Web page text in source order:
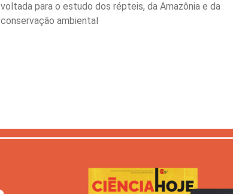
voltada para o estudo dos répteis, da Amazônia e da
conservação ambiental